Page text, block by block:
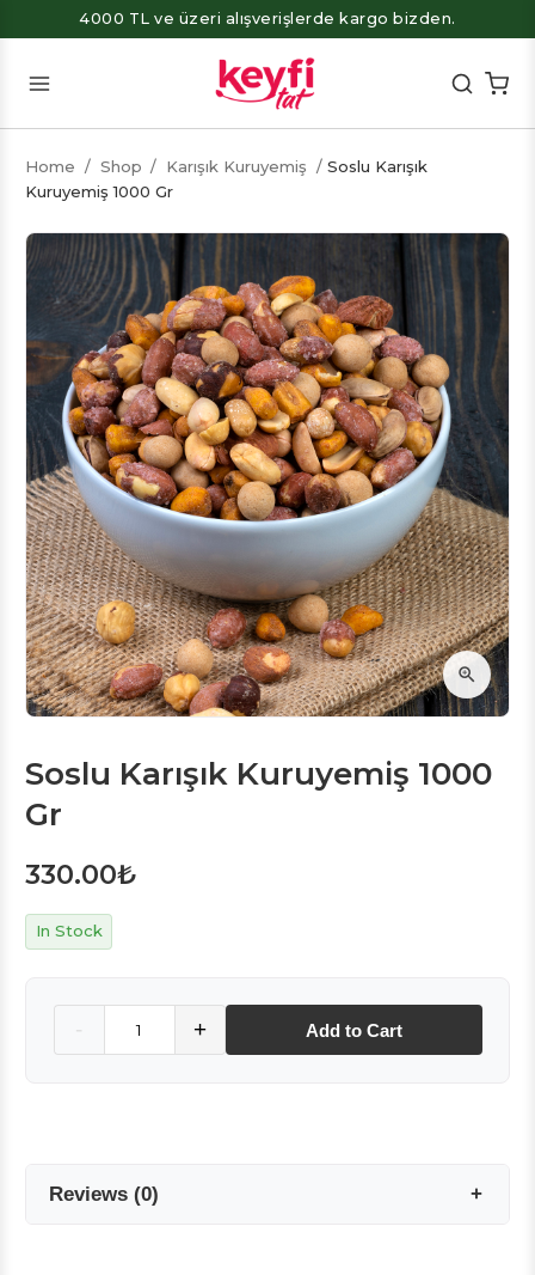
4000 TL ve üzeri alışverişlerde kargo bizden.
Home / Shop / Karışık Kuruyemiş / Soslu Karışık
Kuruyemiş 1000 Gr
Soslu Karışık Kuruyemiş 1000
Gr
330.00₺
In Stock
- + Add to Cart
Reviews(0)